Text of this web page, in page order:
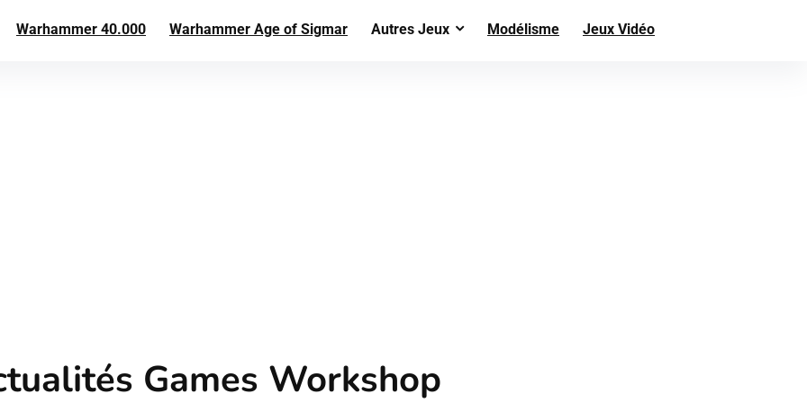
Warhammer 40.000 Warhammer Age of Sigmar Autres Jeux Modélisme Jeux Vidéo
Games Workshop